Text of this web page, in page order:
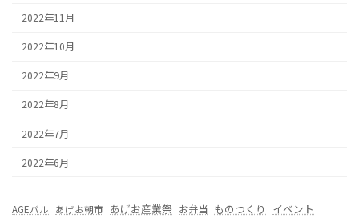
2022年11月
2022年10月
2022年9月
2022年8月
2022年7月
2022年6月
AGEバル あげお朝市 あげお産業祭 お弁当 ものつくり イベント